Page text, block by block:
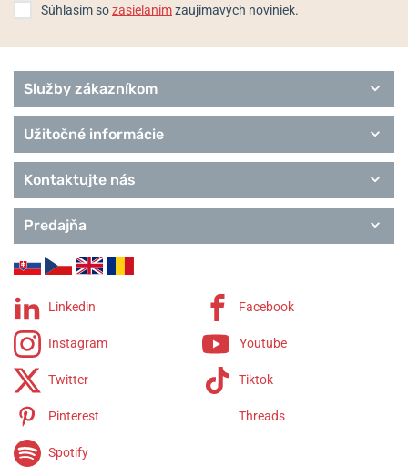
Súhlasím sozasielanímzaujímavých noviniek.
Služby zákazníkom
Užitočné informácie
Kontaktujte nás
Predajňa
Linkedin Facebook
Instagram Youtube
Twitter Tiktok
Pinterest Threads
Spotify